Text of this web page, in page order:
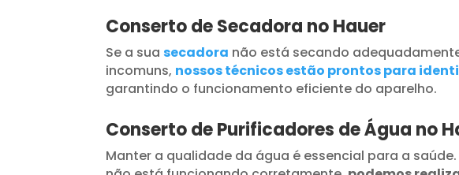
Conserto de Secadora no Hauer
Se a suasecadora não está secando
incomuns, nossos técnicos estão prontos para
garantindo o funcionamento eficiente do aparelho.
Conserto de Purificadores de Água no
Manter a qualidade da água é essencial para a saúde.